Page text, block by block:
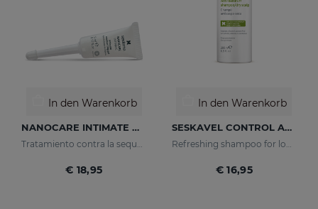
In den Warenkorb
NANOCARE INTIMATE Hidratante Intimo
Tratamiento contra la sequedad vaginal. Humecta y lubrica de forma inmediata y duradera.
€ 18,95
In den Warenkorb
SESKAVEL CONTROL Anti-Schuppen-Shampoo - Für Trockenes Haar
Refreshing shampoo for loose, dandruff-free hair
€ 16,95